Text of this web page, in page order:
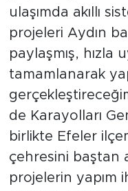
ulaşımda akıllı
projeleri Aydın
paylaşmış, hızla
tamamlanarak
de Karayolları
birlikte Efeler
çehresini baştan
projelerin yapım